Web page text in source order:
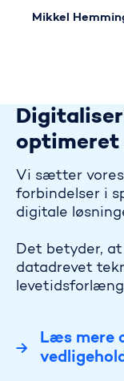
Mikkel
Vi sætter
forbindelser i
digitale
Det betyder,
datadrevet
Læs mere
vedligehold